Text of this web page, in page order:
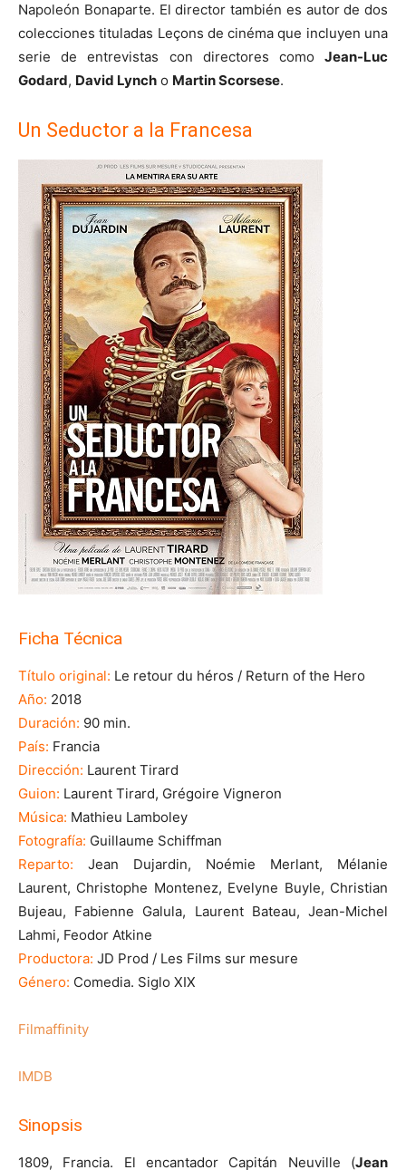
Napoleón Bonaparte. El director también es autor de dos
colecciones tituladas Leçons de cinéma que incluyen una
serie de entrevistas con directores como Jean-Luc
Godard, David Lynch o Martin Scorsese.
Un Seductor a la Francesa
Ficha Técnica
Título original: Le retour du héros / Return of the Hero
Año: 2018
Duración: 90 min.
País: Francia
Dirección: Laurent Tirard
Guion: Laurent Tirard, Grégoire Vigneron
Música: Mathieu Lamboley
Fotografía: Guillaume Schiffman
Reparto: Jean Dujardin, Noémie Merlant, Mélanie
Laurent, Christophe Montenez, Evelyne Buyle, Christian
Bujeau, Fabienne Galula, Laurent Bateau, Jean-Michel
Lahmi, Feodor Atkine
Productora: JD Prod / Les Films sur mesure
Género: Comedia. Siglo XIX
Filmaffinity
IMDB
Sinopsis
1809, Francia. El encantador Capitán Neuville (Jean